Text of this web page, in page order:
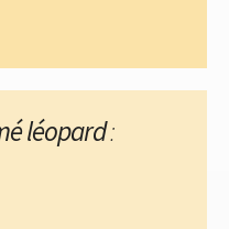
léopard: